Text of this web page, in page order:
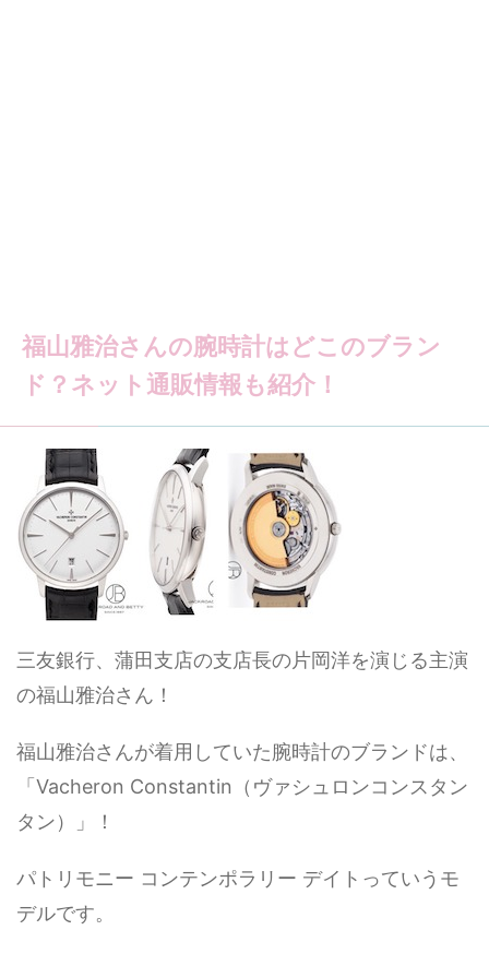
福山雅治さんの腕時計はどこのブラン
ド？ネット通販情報も紹介！
三友銀行、蒲田支店の支店長の片岡洋を演じる主演
の福山雅治さん！
福山雅治さんが着用していた腕時計のブランドは、
「Vacheron Constantin（ヴァシュロンコンスタン
タン）」！
パトリモニー コンテンポラリー デイトっていうモ
デルです。